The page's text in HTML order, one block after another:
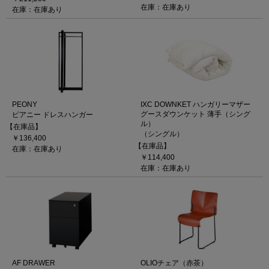
在庫：在庫あり
在庫：在庫あり
PEONY
ピアニー ドレスハンガー
【在庫品】
￥136,400
在庫：在庫あり
IXC DOWNKET ハンガリーマザー
グースダウンケット 薄手（シング
ル）
（シングル）
【在庫品】
￥114,400
在庫：在庫あり
AF DRAWER
OLIOチェア（赤茶）